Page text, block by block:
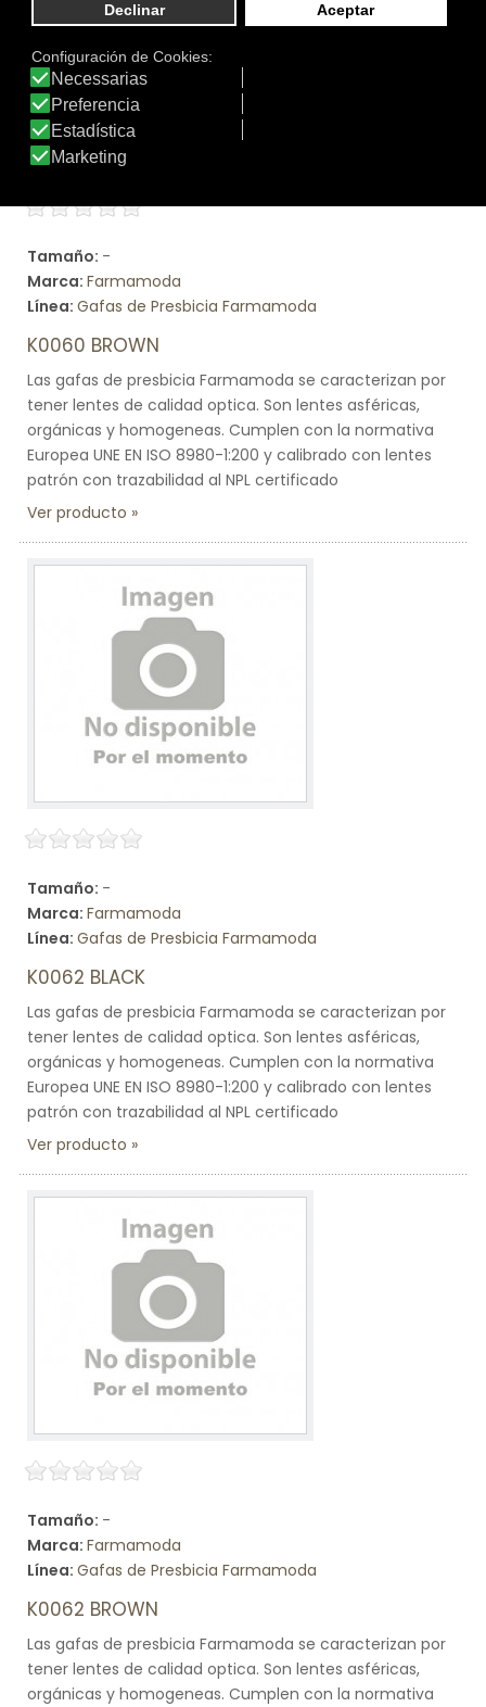
Tamaño: -
Marca: Farmamoda
Línea: Gafas de Presbicia Farmamoda
K0060 BROWN
Las gafas de presbicia Farmamoda se caracterizan por
tener lentes de calidad optica. Son lentes asféricas,
orgánicas y homogeneas. Cumplen con la normativa
Europea UNE EN ISO 8980-1:200 y calibrado con lentes
patrón con trazabilidad al NPL certificado
Ver producto
Tamaño: -
Marca: Farmamoda
Línea: Gafas de Presbicia Farmamoda
K0062 BLACK
Las gafas de presbicia Farmamoda se caracterizan por
tener lentes de calidad optica. Son lentes asféricas,
orgánicas y homogeneas. Cumplen con la normativa
Europea UNE EN ISO 8980-1:200 y calibrado con lentes
patrón con trazabilidad al NPL certificado
Ver producto
Tamaño: -
Marca: Farmamoda
Línea: Gafas de Presbicia Farmamoda
K0062 BROWN
Las gafas de presbicia Farmamoda se caracterizan por
tener lentes de calidad optica. Son lentes asféricas,
orgánicas y homogeneas. Cumplen con la normativa